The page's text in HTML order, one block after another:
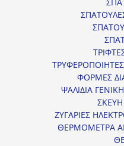
ΦΟΡΜΕΣ
ΨΑΛΙΔΙΑ
ΖΥΓΑΡΙΕΣ
ΘΕΡΜΟΜΕΤΡΑ